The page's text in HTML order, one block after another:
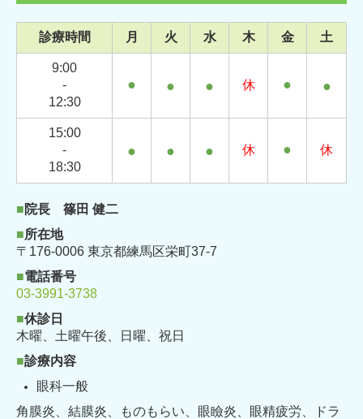
診療時間 月 火 水 木 金 土
9:00
-
12:30
● ● ● 休 ● ●
15:00
-
18:30
● ● ● 休 ● 休
■院長 篠田 健二
■所在地
〒176-0006 東京都練馬区栄町37-7
■電話番号
03-3991-3738
■休診日
木曜、土曜午後、
日曜、祝日
■診療内容
眼科一般
角膜炎、結膜炎、ものもらい、眼瞼炎、眼精疲労、ドラ